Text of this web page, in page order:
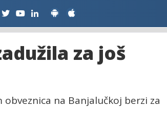
za još
na Banjalučkoj berzi za